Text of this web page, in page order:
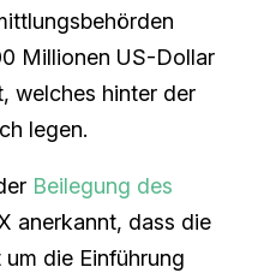
Millionen US-Dollar
welches hinter der
legen.
Beilegung des
anerkannt, dass die
die Einführung